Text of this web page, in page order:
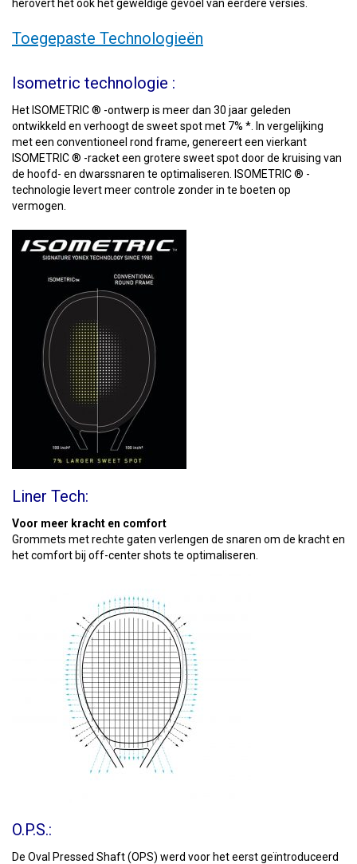
herovert het ook het geweldige gevoel van eerdere versies.
Toegepaste Technologieën
Isometric technologie :
Het ISOMETRIC ® -ontwerp is meer dan 30 jaar geleden
ontwikkeld en verhoogt de sweet spot met 7% *. In vergelijking
met een conventioneel rond frame, genereert een vierkant
ISOMETRIC ® -racket een grotere sweet spot door de kruising van
de hoofd- en dwarssnaren te optimaliseren. ISOMETRIC ® -
technologie levert meer controle zonder in te boeten op
vermogen.
Liner Tech:
Voor meer kracht en comfort
Grommets met rechte gaten verlengen de snaren om de kracht en
het comfort bij off-center shots te optimaliseren.
O.P.S.:
De Oval Pressed Shaft (OPS) werd voor het eerst geïntroduceerd